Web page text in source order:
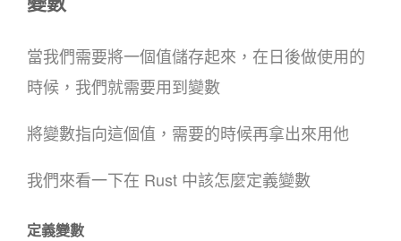
當我們需要將一個值儲存起來，在日後做使用的
時候，我們就需要用到變數
將變數指向這個值，需要的時候再拿出來用他
我們來看一下在 Rust 中該怎麼定義變數
定義變數